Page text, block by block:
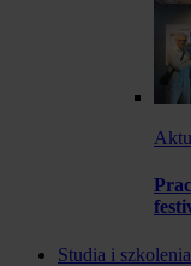
Studia i szkolenia